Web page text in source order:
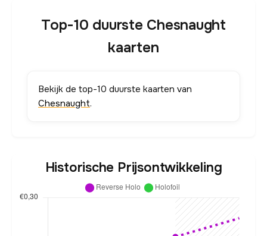
Top-10 duurste Chesnaught
kaarten
Bekijk de top-10 duurste kaarten van
Chesnaught.
Historische Prijsontwikkeling